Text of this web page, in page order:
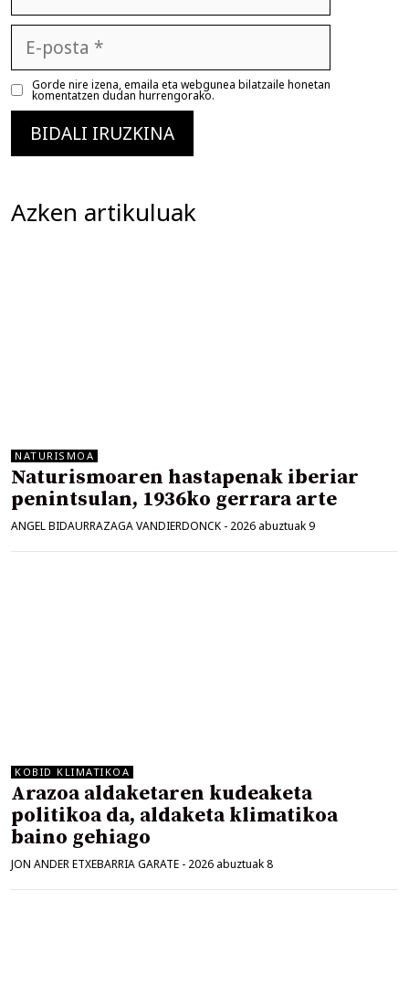
posta
Gorde nire izena, emaila eta webgunea bilatzaile honetan
komentatzen dudan hurrengorako.
Azken artikuluak
NATURISMOA
Naturismoaren hastapenak iberiar
penintsulan, 1936ko gerrara arte
ANGEL BIDAURRAZAGA VANDIERDONCK - 2026 abuztuak 9
KOBID KLIMATIKOA
Arazoa aldaketaren kudeaketa
politikoa da, aldaketa klimatikoa
baino gehiago
JON ANDER ETXEBARRIA GARATE - 2026 abuztuak 8